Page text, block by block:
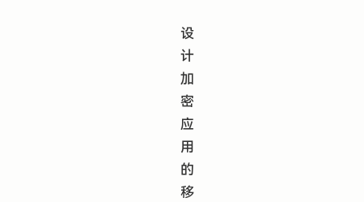
设
计
加
密
应
用
的
移